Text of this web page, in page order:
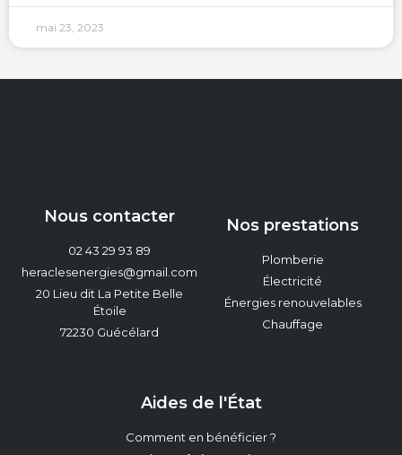
mai 23, 2023
Nous contacter
02 43 29 93 89
heraclesenergies@gmail.com
20 Lieu dit La Petite Belle
Étoile
72230 Guécélard
Nos prestations
Plomberie
Électricité
Énergies renouvelables
Chauffage
Aides de l'État
Comment en bénéficier ?